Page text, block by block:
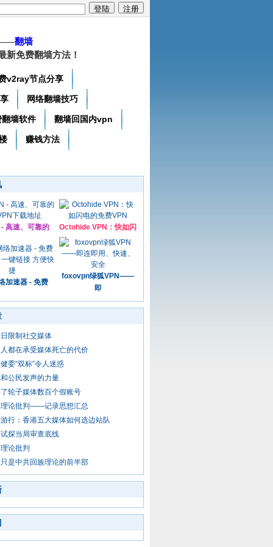
翻墙
新免费翻墙方法！
v2ray节点分享
网络翻墙技巧
翻墙软件 翻墙回国内vpn
赚钱方法
高速、可靠的 Octohide VPN：快如闪
加速器 - 免费
foxovpn绿狐VPN——
即
限制社交媒体
都在承受媒体死亡的代价
委“双标”令人迷惑
公民发声的力量
轮子媒体数百个假账号
理论批判——记录思想汇总
行：香港五大媒体如何选边站队
探当局审查底线
论批判
是中共回族理论的前半部